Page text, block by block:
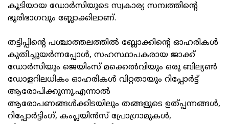
കൂടിയായ ഡോര്‍സിയുടെ സ്വകാര്യ സമ്പത്തിന്റെ
ഭൂരിഭാഗവും ബ്ലോക്കിലാണ്.
തട്ടിപ്പിന്റെ പശ്ചാത്തലത്തില്‍ ബ്ലോക്കിന്റെ ഓഹരികള്‍
കുതിച്ചുയര്‍ന്നപ്പോള്‍, സഹസ്ഥാപകരായ ജാക്ക്
ഡോര്‍സിയും ജെയിംസ് മക്കെല്‍വിയും ഒരു ബില്യണ്‍
ഡോളറിലധികം ഓഹരികള്‍ വിറ്റതായും റിപ്പോര്‍ട്ട്
ആരോപിക്കുന്നു.എന്നാല്‍
ആരോപണങ്ങള്‍ക്കിടയിലും തങ്ങളുടെ ഉത്പ്പന്നങ്ങള്‍,
റിപ്പോര്‍ട്ടിംഗ്, കംപ്ലയിന്‍സ് പ്രോഗ്രാമുകള്‍,